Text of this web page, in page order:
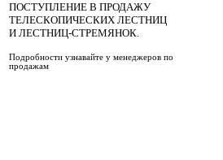
ПОСТУПЛЕНИЕ В ПРОДАЖУ
ТЕЛЕСКОПИЧЕСКИХ ЛЕСТНИЦ
И ЛЕСТНИЦ-СТРЕМЯНОК.
Подробности узнавайте у менеджеров по
продажам